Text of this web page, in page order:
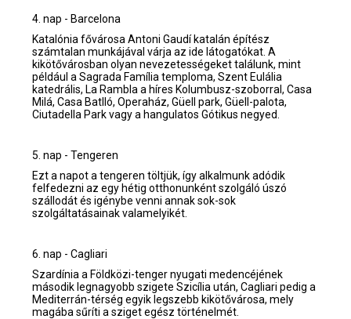
4. nap - Barcelona
Katalónia fővárosa Antoni Gaudí katalán építész
számtalan munkájával várja az ide látogatókat. A
kikötővárosban olyan nevezetességeket találunk, mint
például a Sagrada Família temploma, Szent Eulália
katedrális, La Rambla a híres Kolumbusz-szoborral, Casa
Milá, Casa Batlló, Operaház, Güell park, Güell-palota,
Ciutadella Park vagy a hangulatos Gótikus negyed.
5. nap - Tengeren
Ezt a napot a tengeren töltjük, így alkalmunk adódik
felfedezni az egy hétig otthonunként szolgáló úszó
szállodát és igénybe venni annak sok-sok
szolgáltatásainak valamelyikét.
6. nap - Cagliari
Szardínia a Földközi-tenger nyugati medencéjének
második legnagyobb szigete Szicília után, Cagliari pedig a
Mediterrán-térség egyik legszebb kikötővárosa, mely
magába sűríti a sziget egész történelmét.